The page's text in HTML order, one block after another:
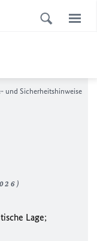
und Sicherheitshinweise
Lage;